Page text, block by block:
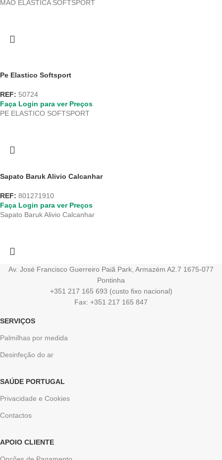
MAO ELASTICA SOFTSPORT
Pe Elastico Softsport
REF: 50724
Faça Login para ver Preços
PE ELASTICO SOFTSPORT
Sapato Baruk Alivio Calcanhar
REF: 801271910
Faça Login para ver Preços
Sapato Baruk Alivio Calcanhar
Av. José Francisco Guerreiro Paiã Park, Armazém A2.7 1675-077
Pontinha
+351 217 165 693 (custo fixo nacional)
Fax: +351 217 165 847
SERVIÇOS
Palmilhas por medida
Desinfeção do ar
SAÚDE PORTUGAL
Privacidade e Cookies
Contactos
APOIO CLIENTE